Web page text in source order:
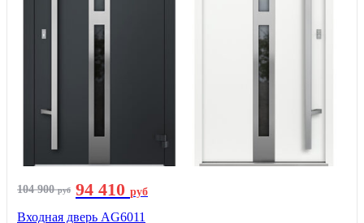
104 900руб 94 410 руб
Входная дверь AG6011